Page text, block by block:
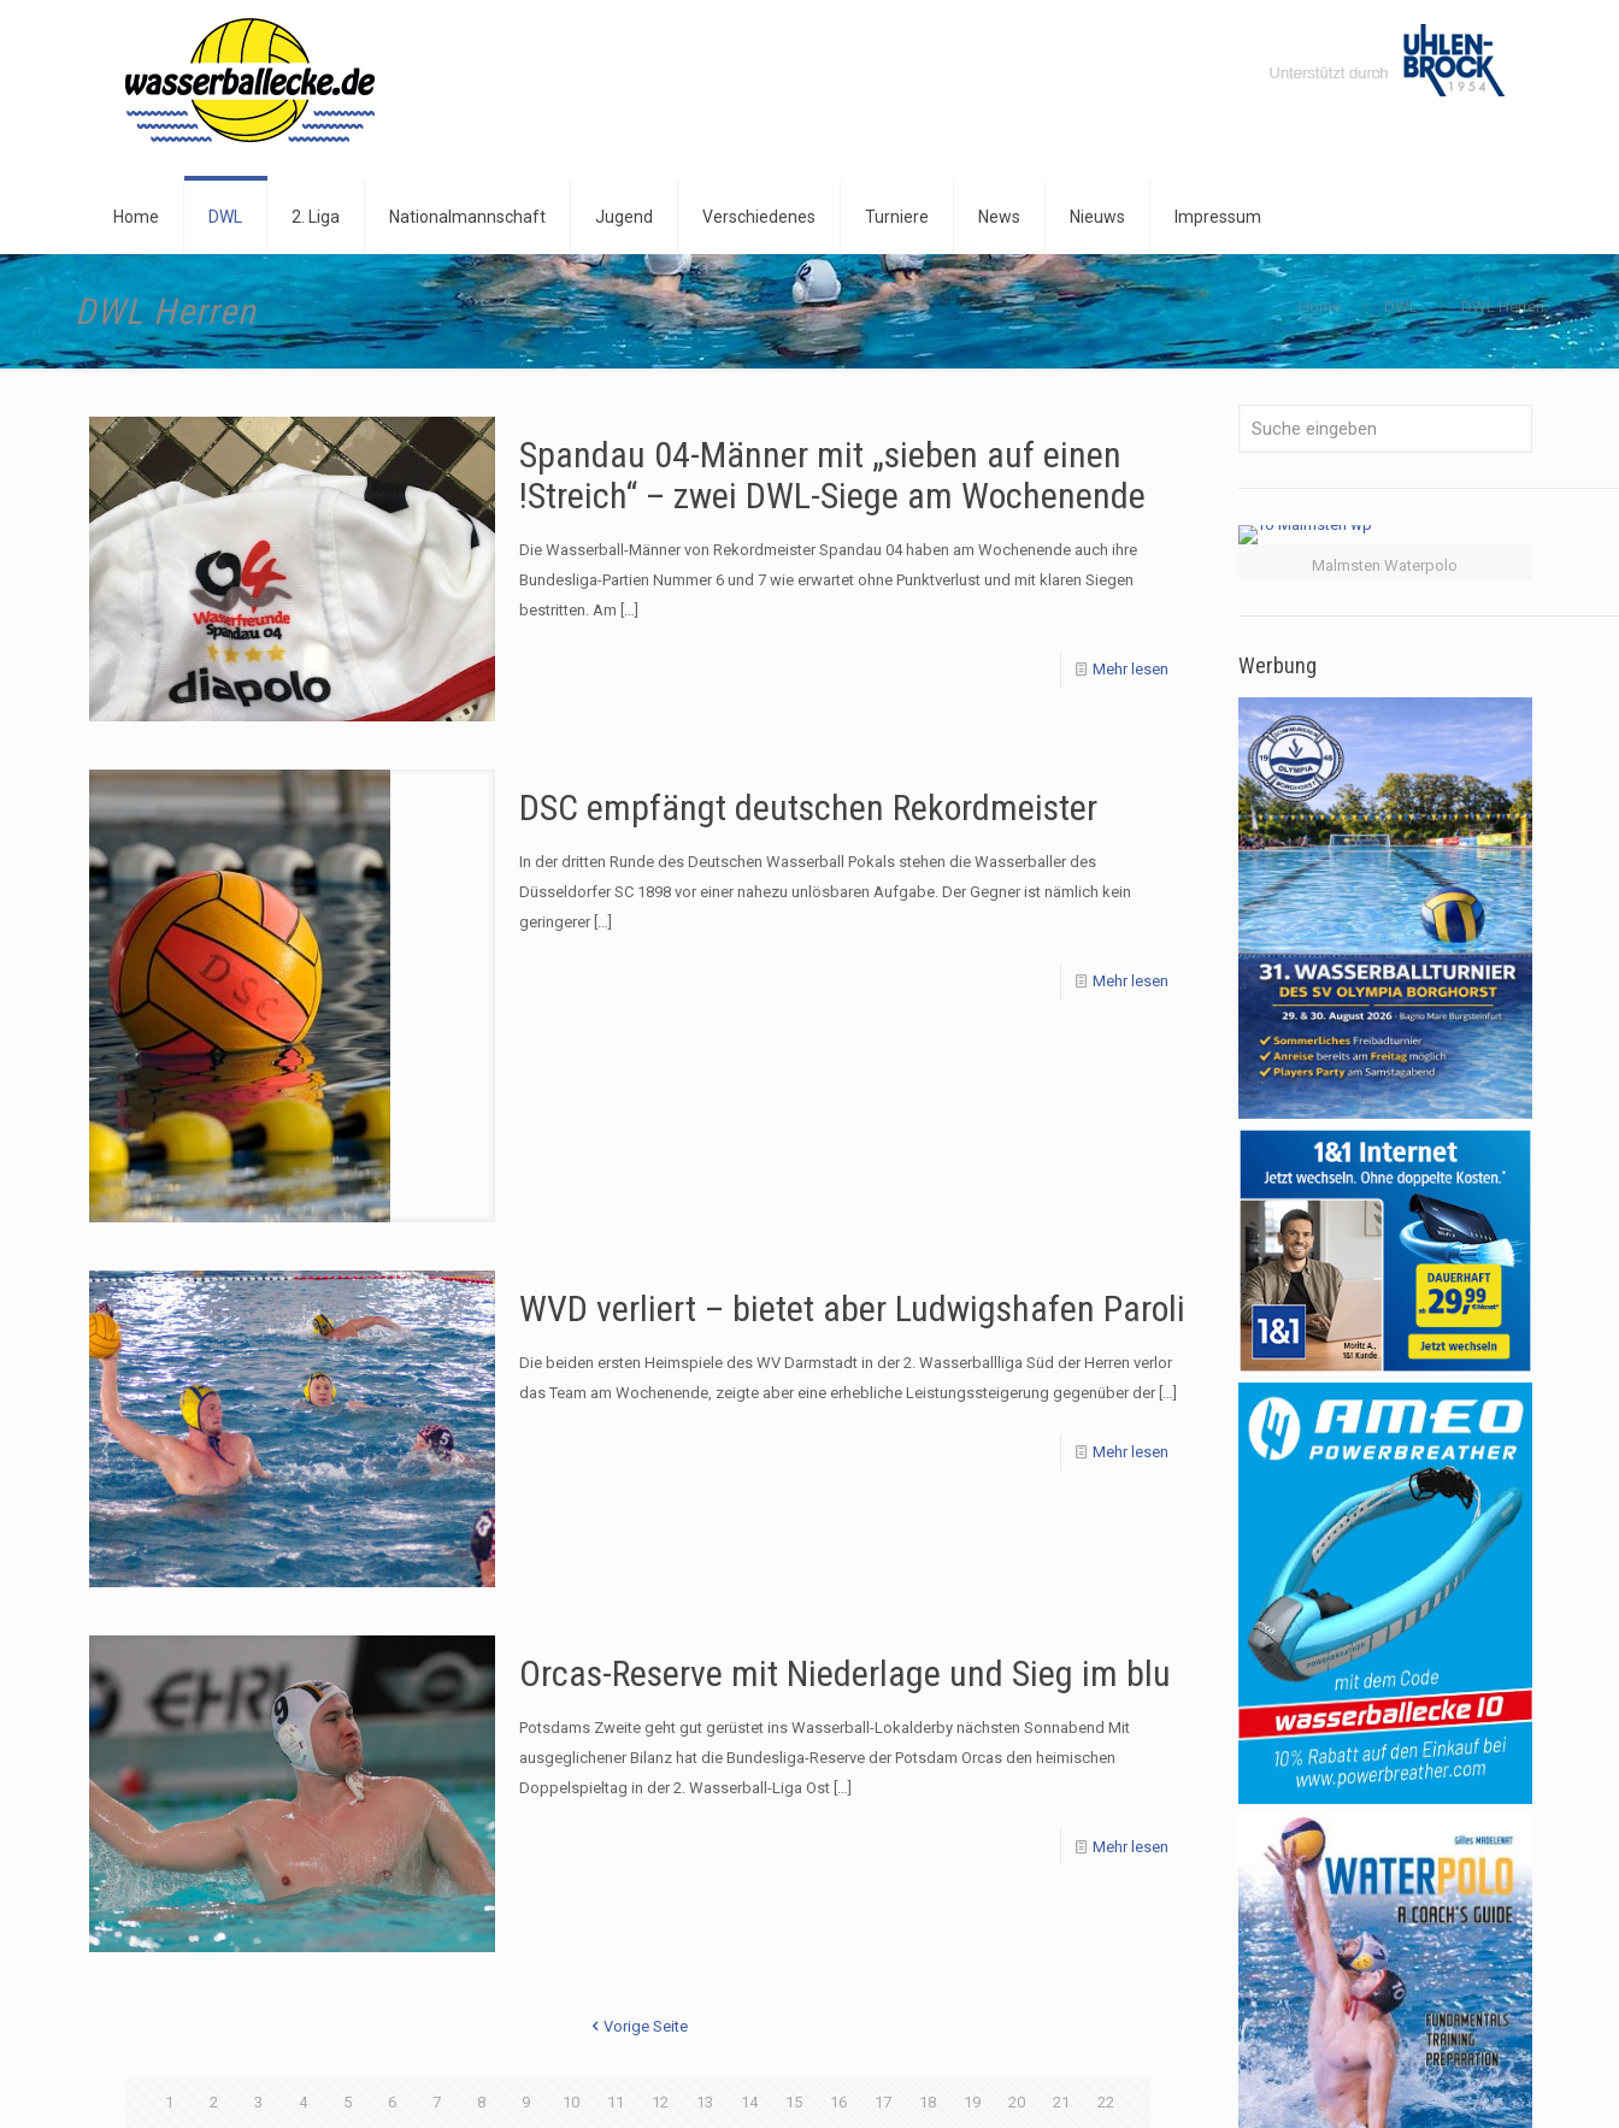
Home DWL 2. Liga Nationalmannschaft Jugend Verschiedenes Turniere News Nieuws Impressum
DWL Herren Home DWL DWL Herren
Spandau 04-Männer mit „sieben auf einen
!Streich“ – zwei DWL-Siege am Wochenende
Die Wasserball-Männer von Rekordmeister Spandau 04 haben am Wochenende auch ihre
Bundesliga-Partien Nummer 6 und 7 wie erwartet ohne Punktverlust und mit klaren Siegen
bestritten. Am […]
Mehr lesen
DSC empfängt deutschen Rekordmeister
In der dritten Runde des Deutschen Wasserball Pokals stehen die Wasserballer des
Düsseldorfer SC 1898 vor einer nahezu unlösbaren Aufgabe. Der Gegner ist nämlich kein
geringerer[…]
Mehr lesen
WVD verliert – bietet aber Ludwigshafen Paroli
Die beiden ersten Heimspiele des WV Darmstadt in der 2. Wasserballliga Süd der Herren verlor
das Team am Wochenende, zeigte aber eine erhebliche Leistungssteigerung gegenüber der[…]
Mehr lesen
Orcas-Reserve mit Niederlage und Sieg im blu
Potsdams Zweite geht gut gerüstet ins Wasserball-Lokalderby nächsten Sonnabend Mit
ausgeglichener Bilanz hat die Bundesliga-Reserve der Potsdam Orcas den heimischen
Doppelspieltag in der 2. Wasserball-Liga Ost[…]
Mehr lesen
Vorige Seite
1 2 3 4 5 6 7 8 9 10 11 12 13 14 15 16 17 18 19 20 21 22
Malmsten Waterpolo
Werbung